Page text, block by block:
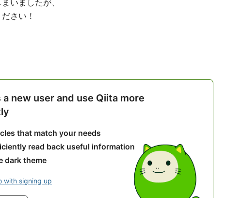
いましたが、
さい！
a new user and use Qiita more
that match your needs
read back useful information
dark theme
with signing up